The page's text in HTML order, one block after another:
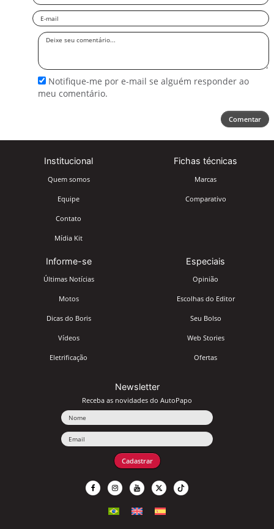
Email
Deixe
Notifique-me por e-mail se alguém responder ao
meu comentário.
Comentar
Institucional
Quem somos
Equipe
Contato
Mídia Kit
Fichas técnicas
Marcas
Comparativo
Informe-se
Últimas Notícias
Motos
Dicas do Boris
Vídeos
Eletrificação
Especiais
Opinião
Escolhas do Editor
Seu Bolso
Web Stories
Ofertas
Newsletter
Receba as novidades do AutoPapo
Cadastrar